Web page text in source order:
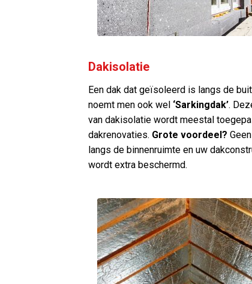
Dakisolatie
Een dak dat geïsoleerd is langs de
noemt men ook wel ‘Sarkingdak’.
van dakisolatie wordt meestal
dakrenovaties. Grote voordeel?
langs de binnenruimte en uw
wordt extra beschermd.